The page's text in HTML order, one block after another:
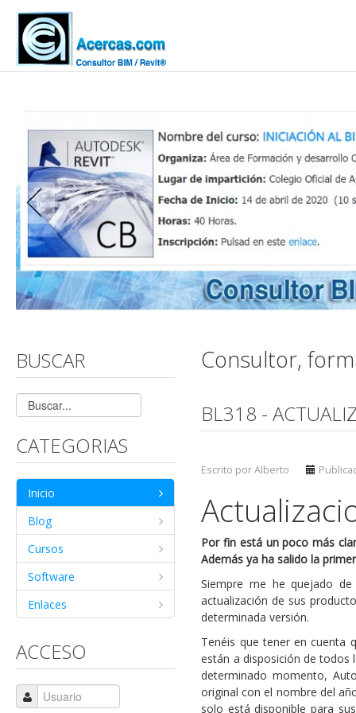
BUSCAR
CATEGORIAS
Inicio
Blog
Cursos
Software
Enlaces
ACCESO
Consultor,
BL318 -
Escrito por Alberto
Por fin está un poco más
Además ya ha salido la
Siempre me he quejado
actualización de sus
determinada versión.
Tenéis que tener en cuenta
están a disposición de todos
determinado momento,
original con el nombre del
solo está disponible para